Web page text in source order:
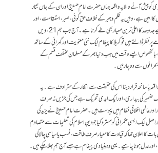
الحرام 61 ہجری کو پیش آنے والا یہ واقعہ جہاں حضرت امام حسینؓ اور ان کے جاں نثار
کا امین ہے، وہیں یہ ظلم و جبر کے خلاف حق گوئی، صبر، استقامت، اور
دین کی سربلندی کے لیے جدوجہد کا اعلیٰ ترین معیار بھی طے کرتا ہے۔ آج جب ہم 21، ویں
نظر ڈالتے ہیں تو کربلا کا پیغام ایک نئی معنویت اور گہرائی کے ساتھ
ایسے وقت میں جب دنیا بھر کے مسلمان مختلف قسم کے
بحرانوں سے دوچار ہیں۔
یا سانحہ قرار دینا اس کی حقیقت سے انکار کے مترادف ہے۔ یہ
ضمیر کی بیداری، اور ایک ابدی تحریک ہے جس کی جڑیں نہ صرف
اور عالمی اخلاقی نظام میں پیوست ہیں۔ حضرت امام حسینؓ نے یزید کی
ایک ایسی حکمرانی کو مسترد کیا جو دینِ اسلام کی تعلیمات سے متصادم
کا اعلان تھا کہ قیادت کا معیار صرف طاقت، نسب یا سیاسی چالاکی
عدل ہونا چاہیے۔ یہی وہ بنیادی پیغام ہے جسے آج ہم بھلا چکے ہیں۔